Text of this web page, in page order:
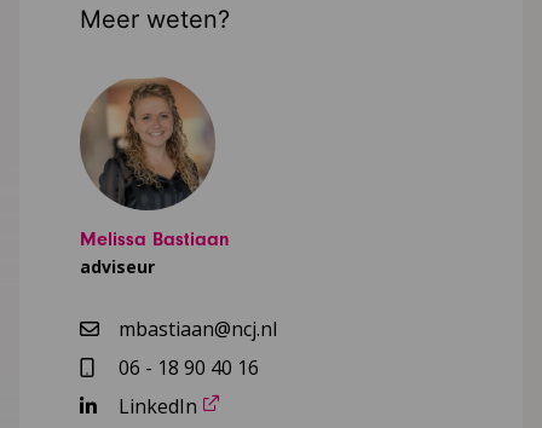
Meer weten?
Melissa Bastiaan
adviseur
mbastiaan@ncj.nl
06 - 18 90 40 16
LinkedIn